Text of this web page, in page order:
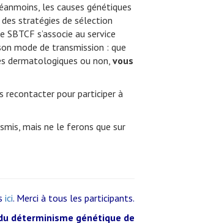
les causes génétiques
stratégies de sélection
s’associe au service
mode de transmission : que
dermatologiques ou non, vous
recontacter pour participer à
mais ne le ferons que sur
ici. Merci à tous les participants.
déterminisme génétique de